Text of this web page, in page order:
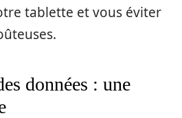
tablette et vous éviter
données : une